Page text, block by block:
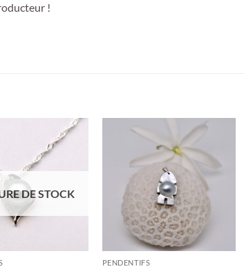
!
DE STOCK
PENDENTIFS